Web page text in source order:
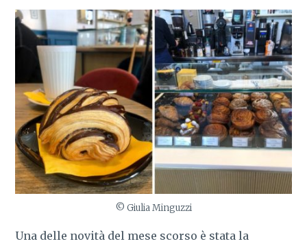
© Giulia Minguzzi
Una delle novità del mese scorso è stata la